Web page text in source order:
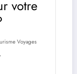
votre
Voyages
,